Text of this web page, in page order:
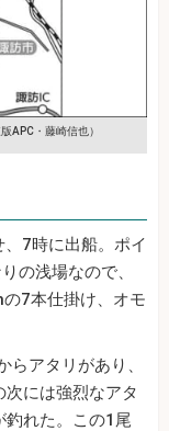
APC・藤崎信也）
7時に出船。ポイ
の浅場なので、
7本仕掛け、オモ
アタリがあり、
には強烈なアタ
釣れた。この1尾